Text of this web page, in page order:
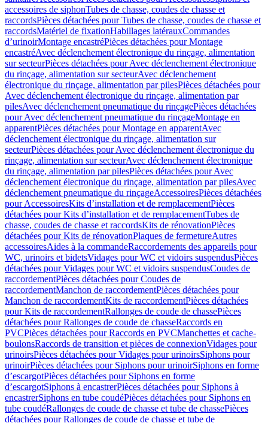
accessoires de siphonTubes de chasse, coudes de chasse et
raccordsPièces détachées pour Tubes de chasse, coudes de chasse et
raccordsMatériel de fixationHabillages latérauxCommandes
dʼurinoirMontage encastréPièces détachées pour Montage
encastréAvec déclenchement électronique du rinçage, alimentation
sur secteurPièces détachées pour Avec déclenchement électronique
du rinçage, alimentation sur secteurAvec déclenchement
électronique du rinçage, alimentation par pilesPièces détachées pour
Avec déclenchement électronique du rinçage, alimentation par
pilesAvec déclenchement pneumatique du rinçagePièces détachées
pour Avec déclenchement pneumatique du rinçageMontage en
apparentPièces détachées pour Montage en apparentAvec
déclenchement électronique du rinçage, alimentation sur
secteurPièces détachées pour Avec déclenchement électronique du
rinçage, alimentation sur secteurAvec déclenchement électronique
du rinçage, alimentation par pilesPièces détachées pour Avec
déclenchement électronique du rinçage, alimentation par pilesAvec
déclenchement pneumatique du rinçageAccessoiresPièces détachées
pour AccessoiresKits d’installation et de remplacementPièces
détachées pour Kits d’installation et de remplacementTubes de
chasse, coudes de chasse et raccordsKits de rénovationPièces
détachées pour Kits de rénovationPlaques de fermetureAutres
accessoiresAides à la commandeRaccordements des appareils pour
WC, urinoirs et bidetsVidages pour WC et vidoirs suspendusPièces
détachées pour Vidages pour WC et vidoirs suspendusCoudes de
raccordementPièces détachées pour Coudes de
raccordementManchon de raccordementPièces détachées pour
Manchon de raccordementKits de raccordementPièces détachées
pour Kits de raccordementRallonges de coude de chassePièces
détachées pour Rallonges de coude de chasseRaccords en
PVCPièces détachées pour Raccords en PVCManchettes et cache-
boulonsRaccords de transition et pièces de connexionVidages pour
urinoirsPièces détachées pour Vidages pour urinoirsSiphons pour
urinoirPièces détachées pour Siphons pour urinoirSiphons en forme
d’escargotPièces détachées pour Siphons en forme
d’escargotSiphons à encastrerPièces détachées pour Siphons à
encastrerSiphons en tube coudéPièces détachées pour Siphons en
tube coudéRallonges de coude de chasse et tube de chassePièces
détachées pour Rallonges de coude de chasse et tube de